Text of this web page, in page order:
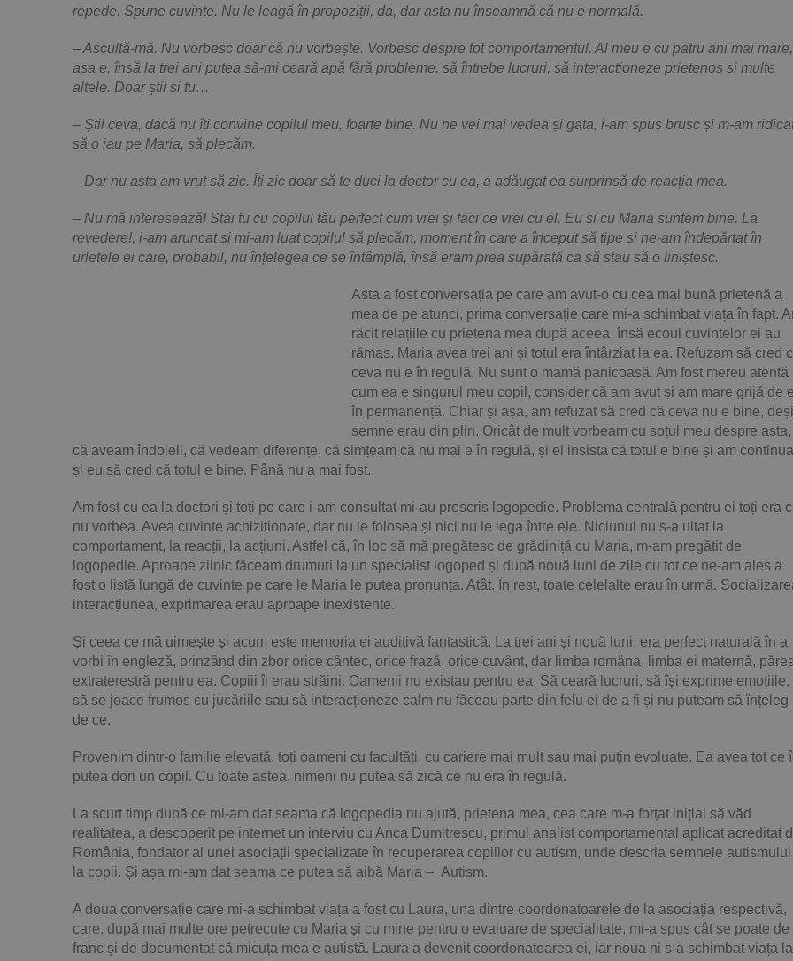
repede. Spune cuvinte. Nu le leagă în propoziții, da, dar asta nu înseamnă că nu e normală.
– Ascultă-mă. Nu vorbesc doar că nu vorbește. Vorbesc despre tot comportamentul. Al meu e cu patru ani mai mare,
așa e, însă la trei ani putea să-mi ceară apă fără probleme, să întrebe lucruri, să interacționeze prietenos și multe
altele. Doar știi și tu…
– Știi ceva, dacă nu îți convine copilul meu, foarte bine. Nu ne vei mai vedea și gata, i-am spus brusc și m-am
să o iau pe Maria, să plecăm.
– Dar nu asta am vrut să zic. Îți zic doar să te duci la doctor cu ea, a adăugat ea surprinsă de reacția mea.
– Nu mă interesează! Stai tu cu copilul tău perfect cum vrei și faci ce vrei cu el. Eu și cu Maria suntem bine. La
revedere!, i-am aruncat și mi-am luat copilul să plecăm, moment în care a început să țipe și ne-am îndepărtat în
urletele ei care, probabil, nu înțelegea ce se întâmplă, însă eram prea supărată ca să stau să o liniștesc.
Asta a fost conversația pe care am avut-o cu cea mai bună prietenă a
mea de pe atunci, prima conversație care mi-a schimbat viața în fapt.
răcit relațiile cu prietena mea după aceea, însă ecoul cuvintelor ei au
rămas. Maria avea trei ani și totul era întârziat la ea. Refuzam să cred
ceva nu e în regulă. Nu sunt o mamă panicoasă. Am fost mereu atentă
cum ea e singurul meu copil, consider că am avut și am mare grijă de
în permanență. Chiar și așa, am refuzat să cred că ceva nu e bine, deși
semne erau din plin. Oricât de mult vorbeam cu soțul meu despre asta,
că aveam îndoieli, că vedeam diferențe, că simțeam că nu mai e în regulă, și el insista că totul e bine și am
și eu să cred că totul e bine. Până nu a mai fost.
Am fost cu ea la doctori și toți pe care i-am consultat mi-au prescris logopedie. Problema centrală pentru ei toți era
nu vorbea. Avea cuvinte achiziționate, dar nu le folosea și nici nu le lega între ele. Niciunul nu s-a uitat la
comportament, la reacții, la acțiuni. Astfel că, în loc să mă pregătesc de grădiniță cu Maria, m-am pregătit de
logopedie. Aproape zilnic făceam drumuri la un specialist logoped și după nouă luni de zile cu tot ce ne-am ales a
fost o listă lungă de cuvinte pe care le Maria le putea pronunța. Atât. În rest, toate celelalte erau în urmă.
interacțiunea, exprimarea erau aproape inexistente.
Și ceea ce mă uimește și acum este memoria ei auditivă fantastică. La trei ani și nouă luni, era perfect naturală în a
vorbi în engleză, prinzând din zbor orice cântec, orice frază, orice cuvânt, dar limba româna, limba ei maternă,
extraterestră pentru ea. Copiii îi erau străini. Oamenii nu existau pentru ea. Să ceară lucruri, să își exprime emoțiile,
să se joace frumos cu jucăriile sau să interacționeze calm nu făceau parte din felu ei de a fi și nu puteam să înțeleg
de ce.
Provenim dintr-o familie elevată, toți oameni cu facultăți, cu cariere mai mult sau mai puțin evoluate. Ea avea tot ce
putea dori un copil. Cu toate astea, nimeni nu putea să zică ce nu era în regulă.
La scurt timp după ce mi-am dat seama că logopedia nu ajută, prietena mea, cea care m-a forțat inițial să văd
realitatea, a descoperit pe internet un interviu cu Anca Dumitrescu, primul analist comportamental aplicat acreditat
România, fondator al unei asociații specializate în recuperarea copiilor cu autism, unde descria semnele autismului
la copii. Și așa mi-am dat seama ce putea să aibă Maria – Autism.
A doua conversație care mi-a schimbat viața a fost cu Laura, una dintre coordonatoarele de la asociația respectivă,
care, după mai multe ore petrecute cu Maria și cu mine pentru o evaluare de specialitate, mi-a spus cât se poate de
franc și de documentat că micuța mea e autistă. Laura a devenit coordonatoarea ei, iar noua ni s-a schimbat viața la